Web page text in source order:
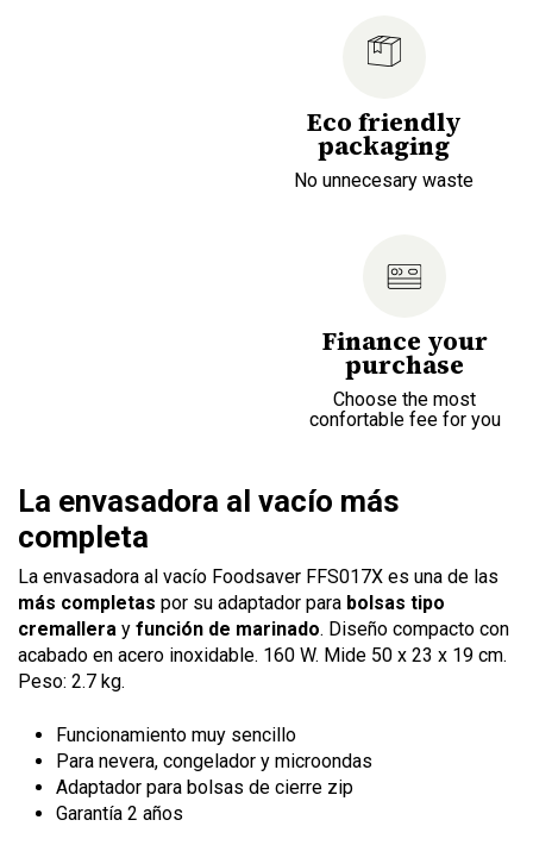
Eco friendly
packaging
No unnecesary waste
Finance your
purchase
Choose the most
confortable fee for you
La envasadora al vacío más
completa
La envasadora al vacío Foodsaver FFS017X es una de las
más completas por su adaptador para bolsas tipo
cremallera y función de marinado. Diseño compacto con
acabado en acero inoxidable. 160 W. Mide 50 x 23 x 19 cm.
Peso: 2.7 kg.
Funcionamiento muy sencillo
Para nevera, congelador y microondas
Adaptador para bolsas de cierre zip
Garantía 2 años